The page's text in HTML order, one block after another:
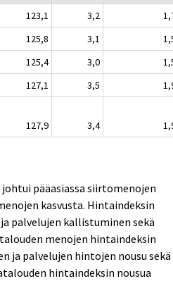
123,1 3,2
125,8 3,1
125,4 3,0
127,1 3,5
127,9 3,4
pääasiassa siirtomenojen
kasvusta. Hintaindeksin
palvelujen kallistuminen sekä
menojen hintaindeksin
ja palvelujen hintojen nousu sekä
hintaindeksin nousua